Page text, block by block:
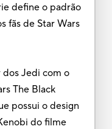
define o padrão
fãs de Star Wars
Jedi com o
The Black
possui o design
do filme